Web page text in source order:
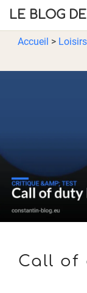
LE BLOG
Accueil > Loisirs
Call of